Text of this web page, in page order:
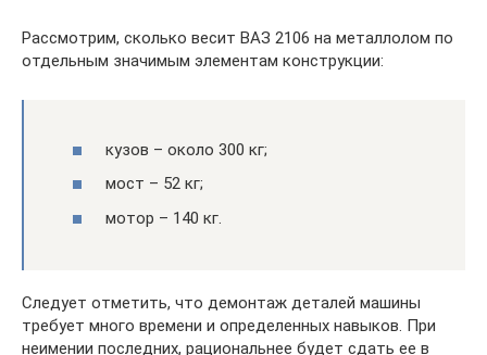
Рассмотрим, сколько весит ВАЗ 2106 на металлолом по
отдельным значимым элементам конструкции:
кузов – около 300 кг;
мост – 52 кг;
мотор – 140 кг.
Следует отметить, что демонтаж деталей машины
требует много времени и определенных навыков. При
неимении последних, рациональнее будет сдать ее в